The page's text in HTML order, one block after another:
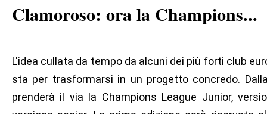
Clamoroso: ora la Champions...
L'idea cullata da tempo da alcuni dei più forti club
sta per trasformarsi in un progetto concredo.
prenderà il via la Champions League Junior,